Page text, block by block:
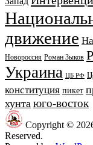
движение
Новороссия Роман Зыков
Украина ЦБ РФ
конституция пикет
хунта юго-восток
Copyright ©
Reserved.